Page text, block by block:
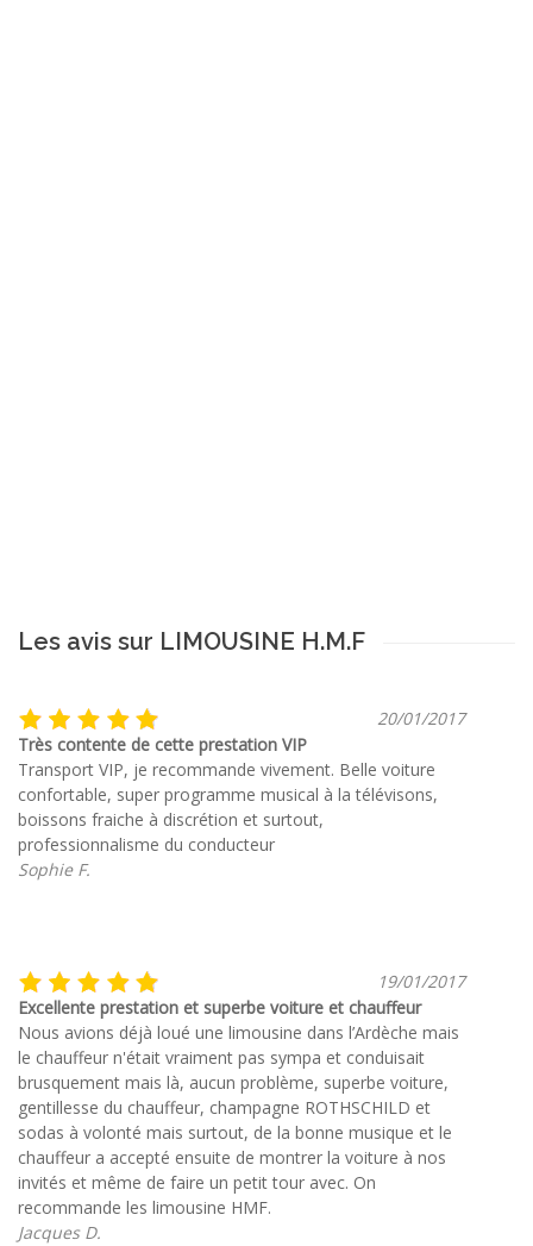
Les avis sur LIMOUSINE H.M.F
20/01/2017
Très contente de cette prestation VIP
Transport VIP, je recommande vivement. Belle voiture
confortable, super programme musical à la télévisons,
boissons fraiche à discrétion et surtout,
professionnalisme du conducteur
Sophie F.
19/01/2017
Excellente prestation et superbe voiture et chauffeur
Nous avions déjà loué une limousine dans l’Ardèche mais
le chauffeur n'était vraiment pas sympa et conduisait
brusquement mais là, aucun problème, superbe voiture,
gentillesse du chauffeur, champagne ROTHSCHILD et
sodas à volonté mais surtout, de la bonne musique et le
chauffeur a accepté ensuite de montrer la voiture à nos
invités et même de faire un petit tour avec. On
recommande les limousine HMF.
Jacques D.